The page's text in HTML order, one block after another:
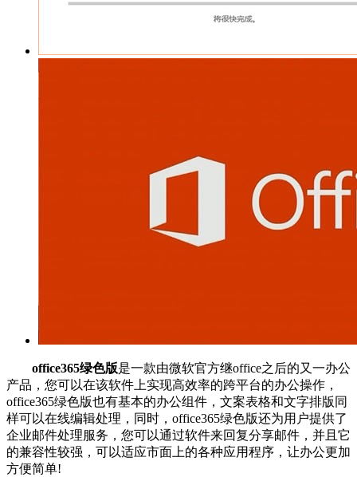
office365绿色版是一款由微软官方继office之后的又一办公
产品，您可以在该软件上实现高效率的跨平台的办公操作，
office365绿色版也有基本的办公组件，文案表格和文字排版同
样可以在线编辑处理，同时，office365绿色版还为用户提供了
企业邮件处理服务，您可以通过软件来回复分享邮件，并且它
的兼容性较强，可以适应市面上的各种应用程序，让办公更加
方便简单!